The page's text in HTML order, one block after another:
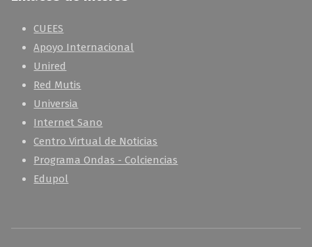
CUEES
Apoyo Internacional
Unired
Red Mutis
Universia
Internet Sano
Centro Virtual de Noticias
Programa Ondas - Colciencias
Edupol